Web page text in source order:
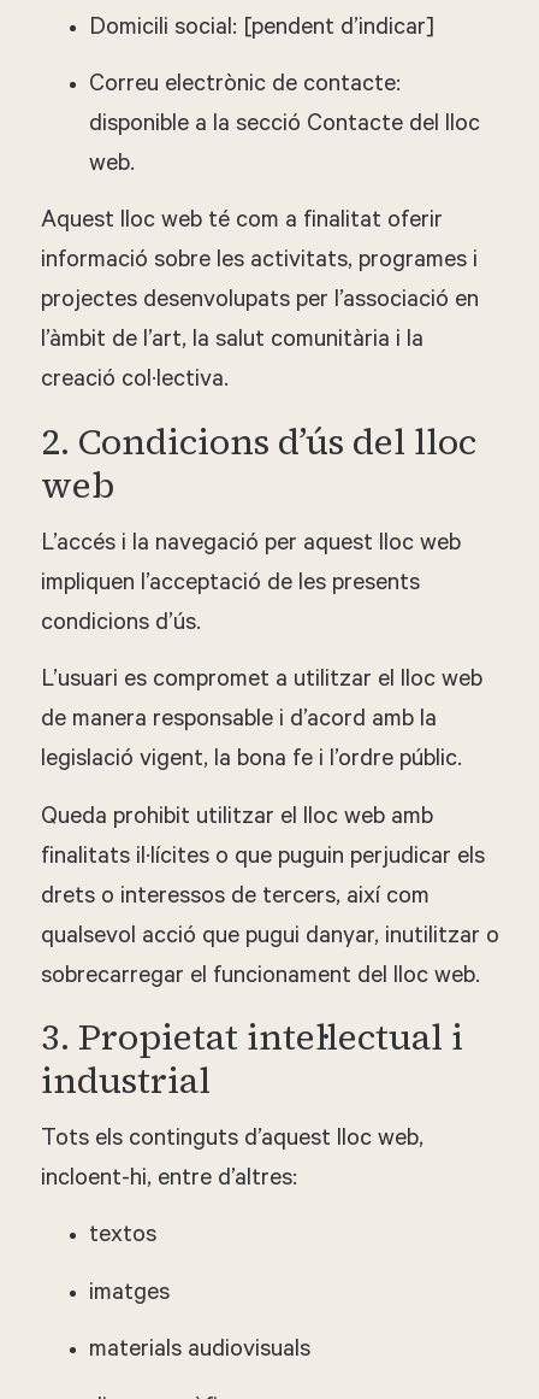
Domicili social: [pendent d’indicar]
Correu electrònic de contacte:
disponible a la secció Contacte del lloc
web.
Aquest lloc web té com a finalitat oferir
informació sobre les activitats, programes i
projectes desenvolupats per l’associació en
l’àmbit de l’art, la salut comunitària i la
creació col·lectiva.
2. Condicions d’ús del lloc
web
L’accés i la navegació per aquest lloc web
impliquen l’acceptació de les presents
condicions d’ús.
L’usuari es compromet a utilitzar el lloc web
de manera responsable i d’acord amb la
legislació vigent, la bona fe i l’ordre públic.
Queda prohibit utilitzar el lloc web amb
finalitats il·lícites o que puguin perjudicar els
drets o interessos de tercers, així com
qualsevol acció que pugui danyar, inutilitzar o
sobrecarregar el funcionament del lloc web.
3. Propietat intel·lectual i
industrial
Tots els continguts d’aquest lloc web,
incloent-hi, entre d’altres:
textos
imatges
materials audiovisuals